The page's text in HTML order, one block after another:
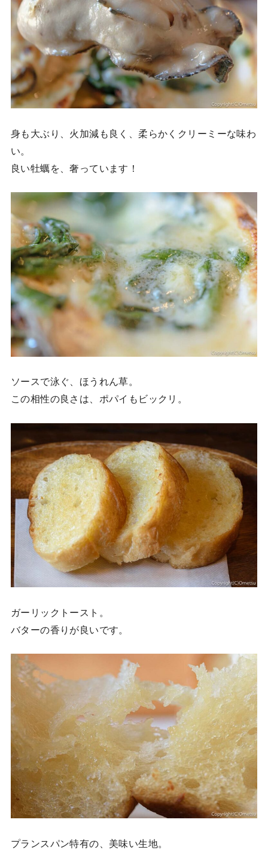
身も大ぶり、火加減も良く、柔らかくクリーミーな味わ
い。
良い牡蠣を、奢っています！
ソースで泳ぐ、ほうれん草。
この相性の良さは、ポパイもビックリ。
ガーリックトースト。
バターの香りが良いです。
プランスパン特有の、美味い生地。